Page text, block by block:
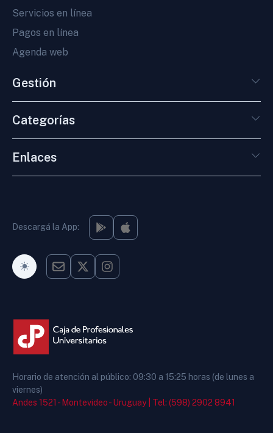
Servicios en línea
Pagos en línea
Agenda web
Gestión
Categorías
Enlaces
Descargá la App:
Modo Oscuro
Horario de atención al público: 09:30 a 15:25 horas (de lunes a
viernes)
Andes 1521 - Montevideo - Uruguay |
Tel: (598) 2902 8941